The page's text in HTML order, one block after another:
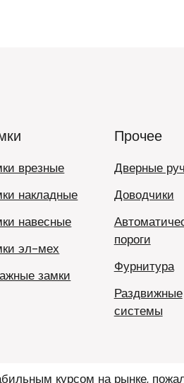
врезные
накладные
навесные
эл-мех
замки
Прочее
Дверные
Доводчики
пороги
Фурнитура
Раздвижные
системы
курсом на рынке,